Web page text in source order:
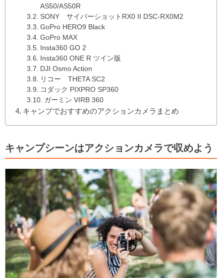
AS50/AS50R
SONY サイバーショットRX0 II DSC-RX0M2
GoPro HERO9 Black
GoPro MAX
Insta360 GO 2
Insta360 ONE R ツイン版
DJI Osmo Action
リコー THETA SC2
コダック PIXPRO SP360
ガーミン VIRB 360
キャンプでおすすめのアクションカメラまとめ
キャンプシーンはアクションカメラで収めよう